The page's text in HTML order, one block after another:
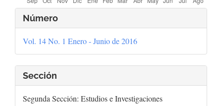
Detalles
del
artículo
Número
Vol. 14 No. 1 Enero - Junio de 2016
Sección
Segunda Sección: Estudios e Investigaciones